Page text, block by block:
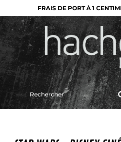
FRAIS DE PORT À 1
sur
le